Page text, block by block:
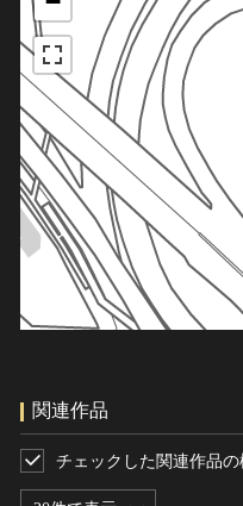
関連作品
チェックした関連作品の